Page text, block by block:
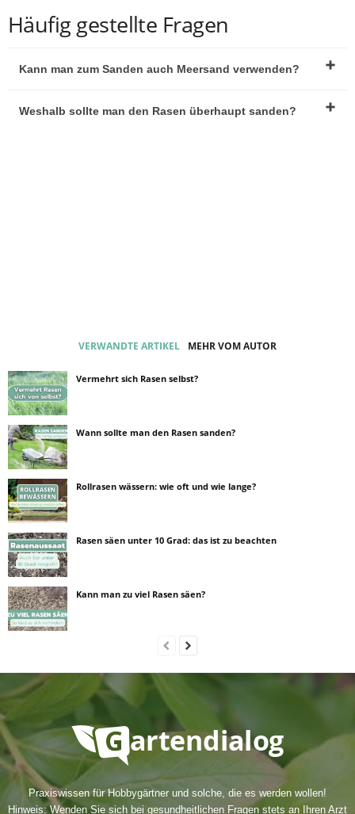
Häufig gestellte Fragen
Kann man zum Sanden auch Meersand verwenden?
Weshalb sollte man den Rasen überhaupt sanden?
VERWANDTE ARTIKEL MEHR VOM AUTOR
Vermehrt sich Rasen selbst?
Wann sollte man den Rasen sanden?
Rollrasen wässern: wie oft und wie lange?
Rasen säen unter 10 Grad: das ist zu beachten
Kann man zu viel Rasen säen?
Praxiswissen für Hobbygärtner und solche, die es werden wollen!
Hinweis: Wenden Sie sich bei gesundheitlichen Fragen stets an Ihren Arzt